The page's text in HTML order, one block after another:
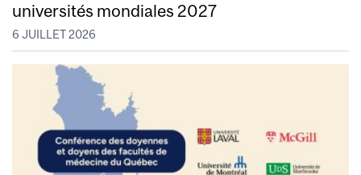
universités mondiales 2027
6 JUILLET 2026